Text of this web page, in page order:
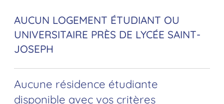
AUCUN LOGEMENT ÉTUDIANT OU
UNIVERSITAIRE PRÈS DE LYCÉE SAINT-
JOSEPH
Aucune résidence étudiante
disponible avec vos critères